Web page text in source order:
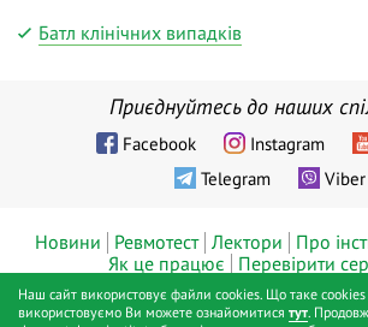
Батл клінічних випадків
Приєднуйтесь до наших
Facebook Instagram
Telegram
Viber
Новини Ревмотест Лектори Про
Як це працює
Перевірити
© ТОВ «Діджитал хелс», Інститут
Наш сайт використовує файли cookies. Що таке cookies
використовуємо Ви можете ознайомитися тут.